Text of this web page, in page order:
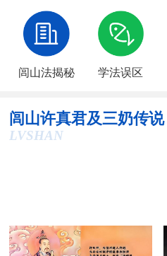
闾山法揭秘 学法误区
闾山许真君及三奶传说
LVSHAN